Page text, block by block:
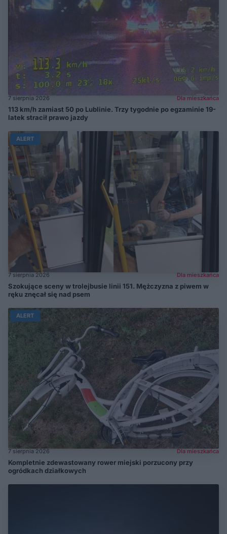
7 sierpnia 2026 Dla mieszkańca
113 km/h zamiast 50 po Lublinie. Trzy tygodnie po egzaminie 19-
latek stracił prawo jazdy
ALERT
7 sierpnia 2026 Dla mieszkańca
Szokujące sceny w trolejbusie linii 151. Mężczyzna z piwem w
ręku znęcał się nad psem
ALERT
7 sierpnia 2026 Dla mieszkańca
Kompletnie zdewastowany rower miejski porzucony przy
ogródkach działkowych